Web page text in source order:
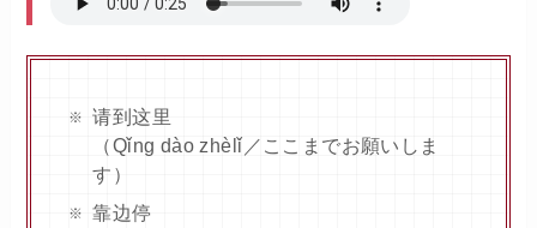
请到这里
（Qǐng dào zhèlǐ／ここまでお願いしま
す）
靠边停